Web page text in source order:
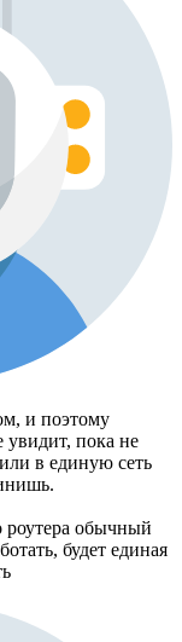
и поэтому
увидит, пока не
в единую сеть
роутера обычный
будет единая